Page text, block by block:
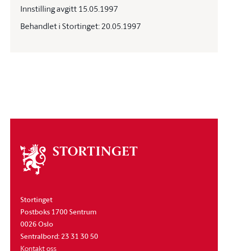
Innstilling avgitt 15.05.1997
Behandlet i Stortinget: 20.05.1997
Om
stortinget
Stortinget
Postboks 1700 Sentrum
0026 Oslo
Sentralbord: 23 31 30 50
Kontakt oss